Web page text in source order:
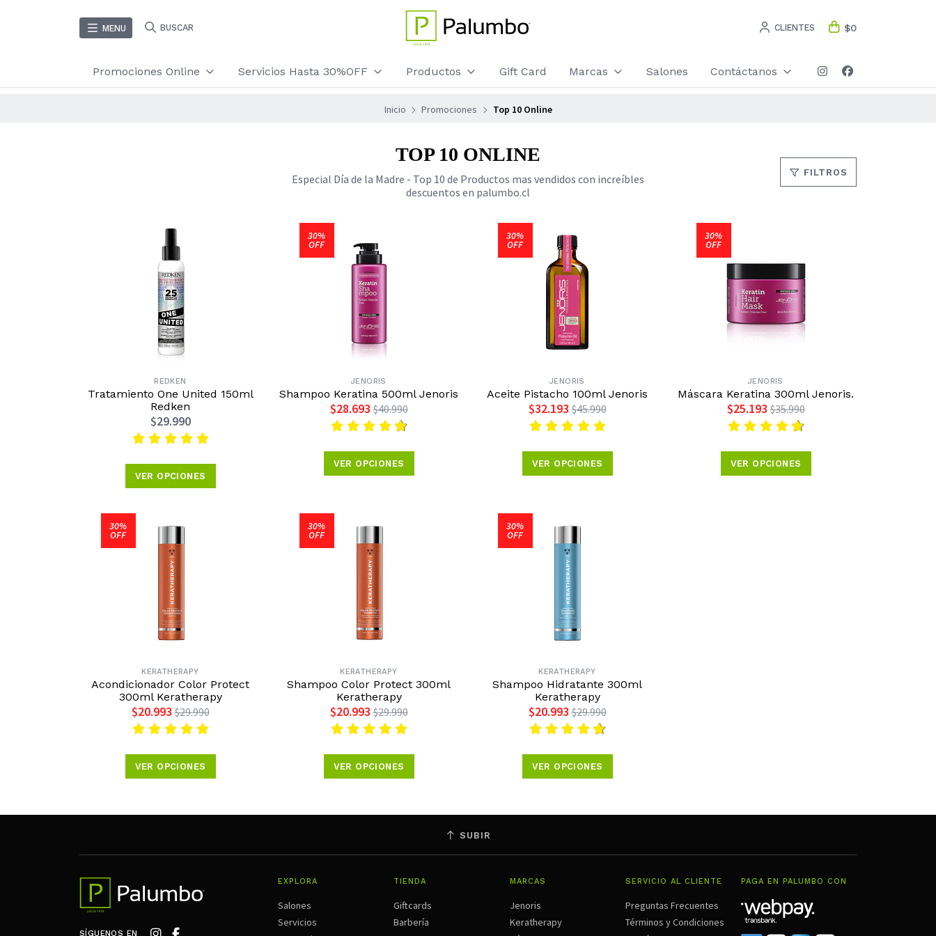
MENU BUSCAR CLIENTES $0
Promociones Online Servicios Hasta 30%OFF Productos Gift Card Marcas Salones Contáctanos
Inicio Promociones Top 10 Online
TOP 10 ONLINE
Especial Día de la Madre - Top 10 de Productos mas vendidos con increíbles
descuentos en palumbo.cl
FILTROS
REDKEN
Tratamiento One United 150ml
Redken
$29.990
VER OPCIONES
30%
OFF
JENORIS
Shampoo Keratina 500ml Jenoris
$28.693 $40.990
VER OPCIONES
30%
OFF
JENORIS
Aceite Pistacho 100ml Jenoris
$32.193 $45.990
VER OPCIONES
30%
OFF
JENORIS
Máscara Keratina 300ml Jenoris.
$25.193 $35.990
VER OPCIONES
30%
OFF
KERATHERAPY
Acondicionador Color Protect
300ml Keratherapy
$20.993 $29.990
VER OPCIONES
30%
OFF
KERATHERAPY
Shampoo Color Protect 300ml
Keratherapy
$20.993 $29.990
VER OPCIONES
30%
OFF
KERATHERAPY
Shampoo Hidratante 300ml
Keratherapy
$20.993 $29.990
VER OPCIONES
SUBIR
SÍGUENOS EN
EXPLORA
Salones
Servicios
TIENDA
Giftcards
Barbería
MARCAS
Jenoris
Keratherapy
SERVICIO AL CLIENTE
Preguntas Frecuentes
Términos y Condiciones
PAGA EN PALUMBO CON